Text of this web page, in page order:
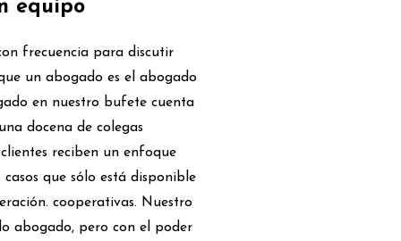
equipo
frecuencia para discutir
un abogado es el abogado
en nuestro bufete cuenta
docena de colegas
reciben un enfoque
que sólo está disponible
cooperativas. Nuestro
abogado, pero con el poder